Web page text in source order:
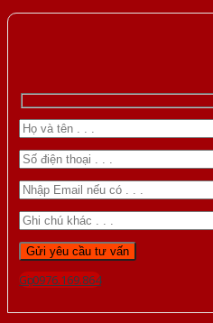
Gọi 0976.169.864